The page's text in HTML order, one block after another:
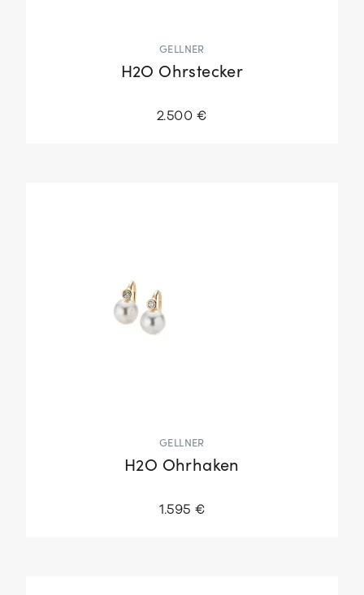
GELLNER
H2O Ohrstecker
2.500 €
GELLNER
H2O Ohrhaken
1.595 €